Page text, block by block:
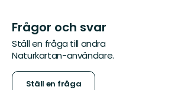
Frågor och svar
Ställ en fråga till andra
Naturkartan-användare.
Ställ en fråga